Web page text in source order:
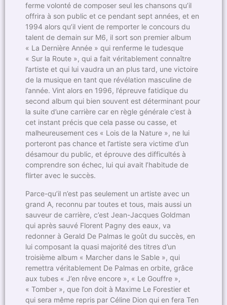
ferme volonté de composer seul les chansons qu’il
offrira à son public et ce pendant sept années, et en
1994 alors qu’il vient de remporter le concours du
talent de demain sur M6, il sort son premier album
« La Dernière Année » qui renferme le tudesque
« Sur la Route », qui a fait véritablement connaître
l’artiste et qui lui vaudra un an plus tard, une victoire
de la musique en tant que révélation masculine de
l’année. Vint alors en 1996, l’épreuve fatidique du
second album qui bien souvent est déterminant pour
la suite d’une carrière car en règle générale c’est à
cet instant précis que cela passe ou casse, et
malheureusement ces « Lois de la Nature », ne lui
porteront pas chance et l’artiste sera victime d’un
désamour du public, et éprouve des difficultés à
comprendre son échec, lui qui avait l’habitude de
flirter avec le succès.
Parce-qu’il n’est pas seulement un artiste avec un
grand A, reconnu par toutes et tous, mais aussi un
sauveur de carrière, c’est Jean-Jacques Goldman
qui après sauvé Florent Pagny des eaux, va
redonner à Gerald De Palmas le goût du succès, en
lui composant la quasi majorité des titres d’un
troisième album « Marcher dans le Sable », qui
remettra véritablement De Palmas en orbite, grâce
aux tubes « J’en rêve encore », « Le Gouffre »,
« Tomber », que l’on doit à Maxime Le Forestier et
qui sera même repris par Céline Dion qui en fera Ten